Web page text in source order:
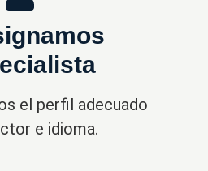
el perfil adecuado
e idioma.